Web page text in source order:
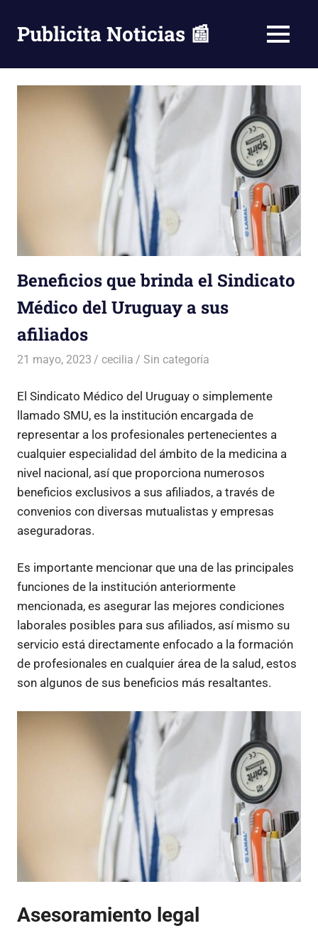
contenido
Publicita Noticias 📰 MENÚ
Beneficios que brinda el Sindicato
Médico del Uruguay a sus
afiliados
21 mayo, 2023 cecilia Sin categoría
El Sindicato Médico del Uruguay o simplemente
llamado SMU, es la institución encargada de
representar a los profesionales pertenecientes a
cualquier especialidad del ámbito de la medicina a
nivel nacional, así que proporciona numerosos
beneficios exclusivos a sus afiliados, a través de
convenios con diversas mutualistas y empresas
aseguradoras.
Es importante mencionar que una de las principales
funciones de la institución anteriormente
mencionada, es asegurar las mejores condiciones
laborales posibles para sus afiliados, así mismo su
servicio está directamente enfocado a la formación
de profesionales en cualquier área de la salud, estos
son algunos de sus beneficios más resaltantes.
Asesoramiento legal